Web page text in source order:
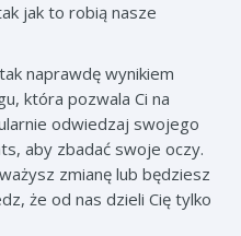
jak to robią nasze
naprawdę wynikiem
która pozwala Ci na
odwiedzaj swojego
aby zbadać swoje oczy.
zmianę lub będziesz
że od nas dzieli Cię tylko